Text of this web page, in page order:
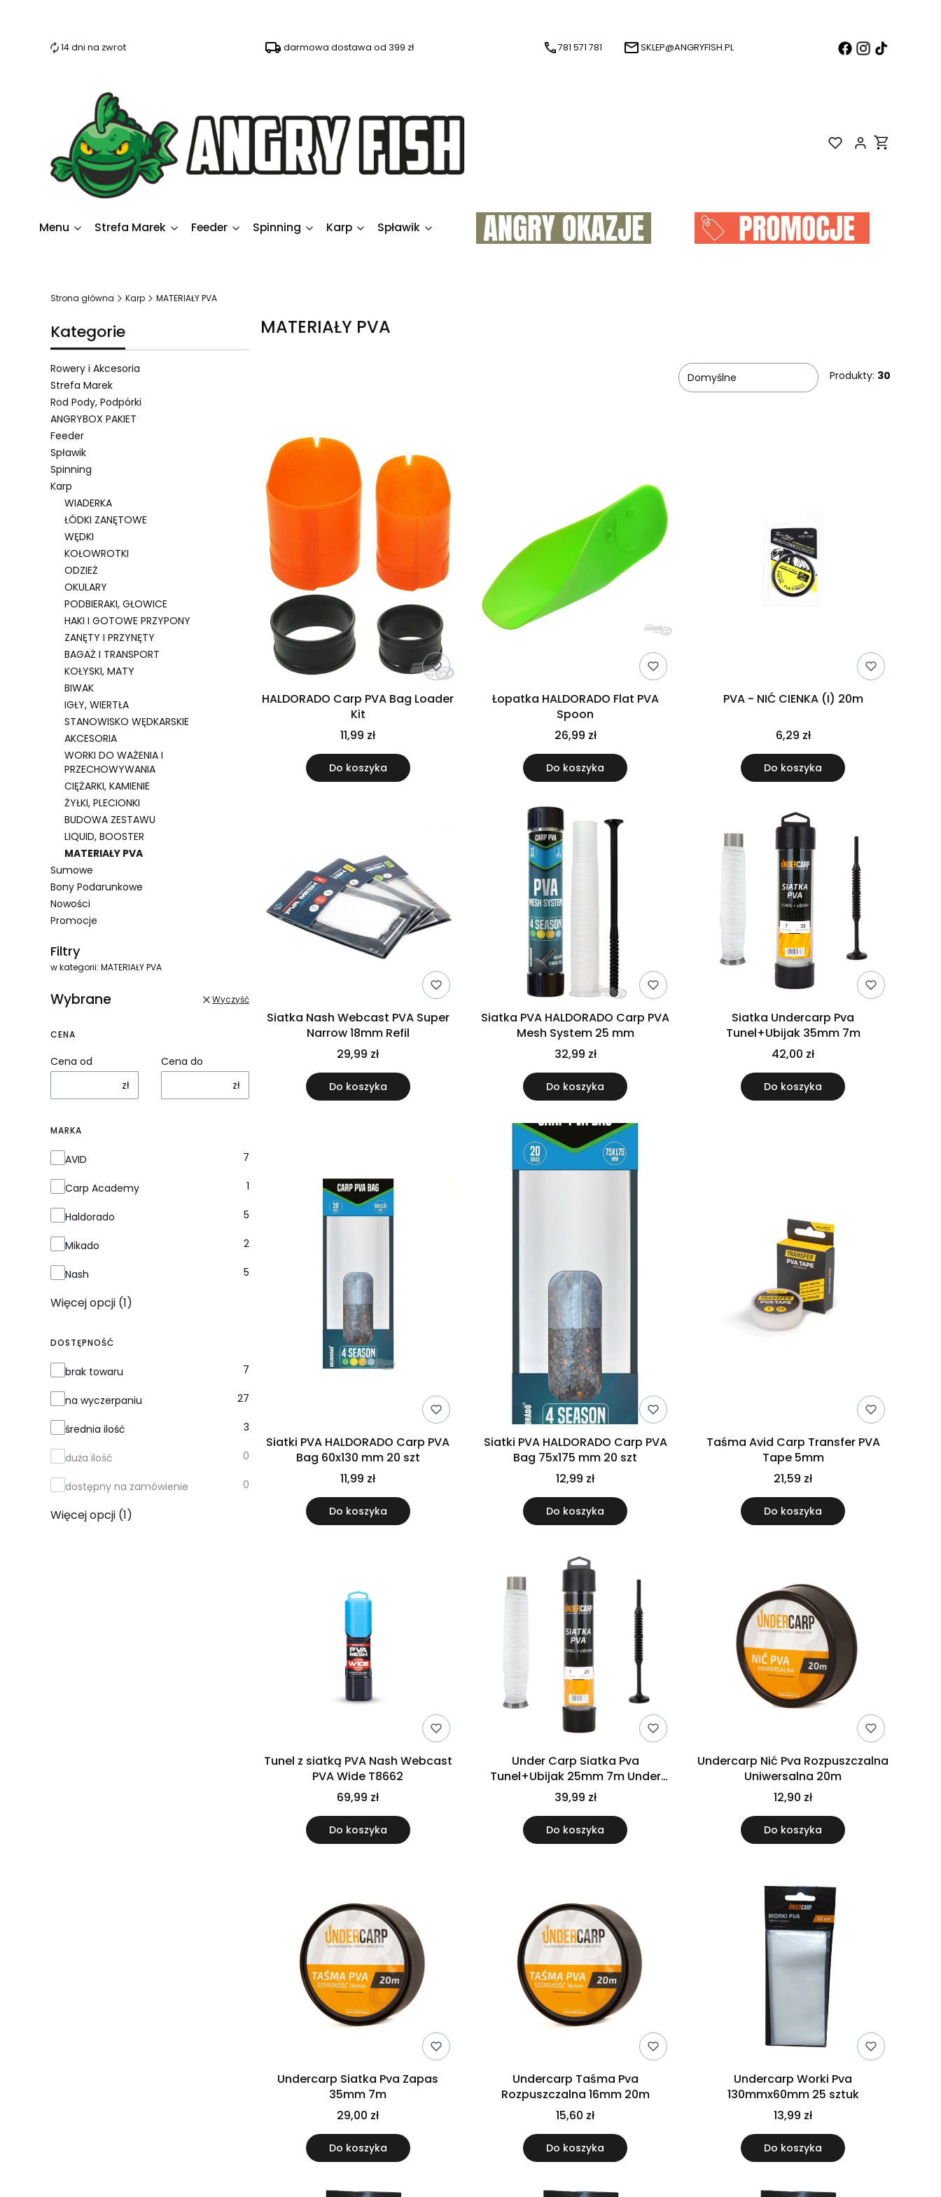
14 dni na zwrot darmowa dostawa od 399 zł 781 571 781 SKLEP@ANGRYFISH.PL
Produkty w
Menu Strefa Marek Feeder Spinning Karp Spławik
Strona główna Karp MATERIAŁY PVA
Kategorie
Rowery i Akcesoria
Strefa Marek
Rod Pody, Podpórki
ANGRYBOX PAKIET
Feeder
Spławik
Spinning
Karp
WIADERKA
ŁÓDKI ZANĘTOWE
WĘDKI
KOŁOWROTKI
ODZIEŻ
OKULARY
PODBIERAKI, GŁOWICE
HAKI I GOTOWE PRZYPONY
ZANĘTY I PRZYNĘTY
BAGAŻ I TRANSPORT
KOŁYSKI, MATY
BIWAK
IGŁY, WIERTŁA
STANOWISKO WĘDKARSKIE
AKCESORIA
WORKI DO WAŻENIA I
PRZECHOWYWANIA
CIĘŻARKI, KAMIENIE
ŻYŁKI, PLECIONKI
BUDOWA ZESTAWU
LIQUID, BOOSTER
MATERIAŁY PVA
Sumowe
Bony Podarunkowe
Nowości
Promocje
Filtry
w kategorii: MATERIAŁY PVA
Wybrane Wyczyść
CENA
Cena od
zł
Cena do
zł
MARKA
Marka
AVID 7
Carp Academy 1
Haldorado 5
Mikado 2
Nash 5
Więcej opcji (1)
DOSTĘPNOŚĆ
Dostępność
brak towaru 7
na wyczerpaniu 27
średnia ilość 3
duża ilość 0
dostępny na zamówienie 0
Więcej opcji (1)
MATERIAŁY PVA
Domyślne Produkty: 30
HALDORADO Carp PVA Bag Loader
Kit
11,99 zł
Do koszyka
Łopatka HALDORADO Flat PVA
Spoon
26,99 zł
Do koszyka
PVA - NIĆ CIENKA (I) 20m
6,29 zł
Do koszyka
Siatka Nash Webcast PVA Super
Narrow 18mm Refil
29,99 zł
Do koszyka
Siatka PVA HALDORADO Carp PVA
Mesh System 25 mm
32,99 zł
Do koszyka
Siatka Undercarp Pva
Tunel+Ubijak 35mm 7m
42,00 zł
Do koszyka
Siatki PVA HALDORADO Carp PVA
Bag 60x130 mm 20 szt
11,99 zł
Do koszyka
Siatki PVA HALDORADO Carp PVA
Bag 75x175 mm 20 szt
12,99 zł
Do koszyka
Taśma Avid Carp Transfer PVA
Tape 5mm
21,59 zł
Do koszyka
Tunel z siatką PVA Nash Webcast
PVA Wide T8662
69,99 zł
Do koszyka
Under Carp Siatka Pva
Tunel+Ubijak 25mm 7m Under
Carp
39,99 zł
Do koszyka
Undercarp Nić Pva Rozpuszczalna
Uniwersalna 20m
12,90 zł
Do koszyka
Undercarp Siatka Pva Zapas
35mm 7m
29,00 zł
Do koszyka
Undercarp Taśma Pva
Rozpuszczalna 16mm 20m
15,60 zł
Do koszyka
Undercarp Worki Pva
130mmx60mm 25 sztuk
13,99 zł
Do koszyka